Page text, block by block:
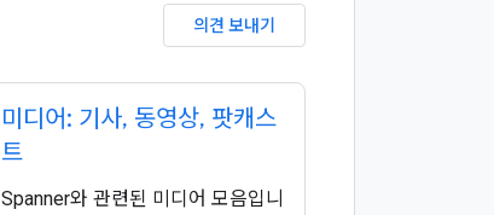
의견 보내기
미디어: 기사, 동영상, 팟캐스
트
Spanner와 관련된 미디어 모음입니